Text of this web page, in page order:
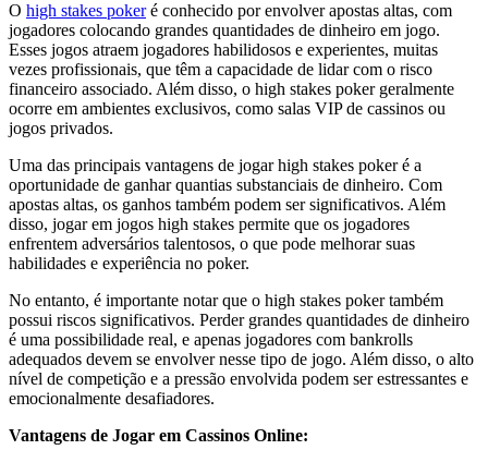
O high stakes pokeré conhecido por envolver apostas altas, com
jogadores colocando grandes quantidades de dinheiro em jogo.
Esses jogos atraem jogadores habilidosos e experientes, muitas
vezes profissionais, que têm a capacidade de lidar com o risco
financeiro associado. Além disso, o high stakes poker geralmente
ocorre em ambientes exclusivos, como salas VIP de cassinos ou
jogos privados.
Uma das principais vantagens de jogar high stakes poker é a
oportunidade de ganhar quantias substanciais de dinheiro. Com
apostas altas, os ganhos também podem ser significativos. Além
disso, jogar em jogos high stakes permite que os jogadores
enfrentem adversários talentosos, o que pode melhorar suas
habilidades e experiência no poker.
No entanto, é importante notar que o high stakes poker também
possui riscos significativos. Perder grandes quantidades de dinheiro
é uma possibilidade real, e apenas jogadores com bankrolls
adequados devem se envolver nesse tipo de jogo. Além disso, o alto
nível de competição e a pressão envolvida podem ser estressantes e
emocionalmente desafiadores.
Vantagens de Jogar em Cassinos Online: